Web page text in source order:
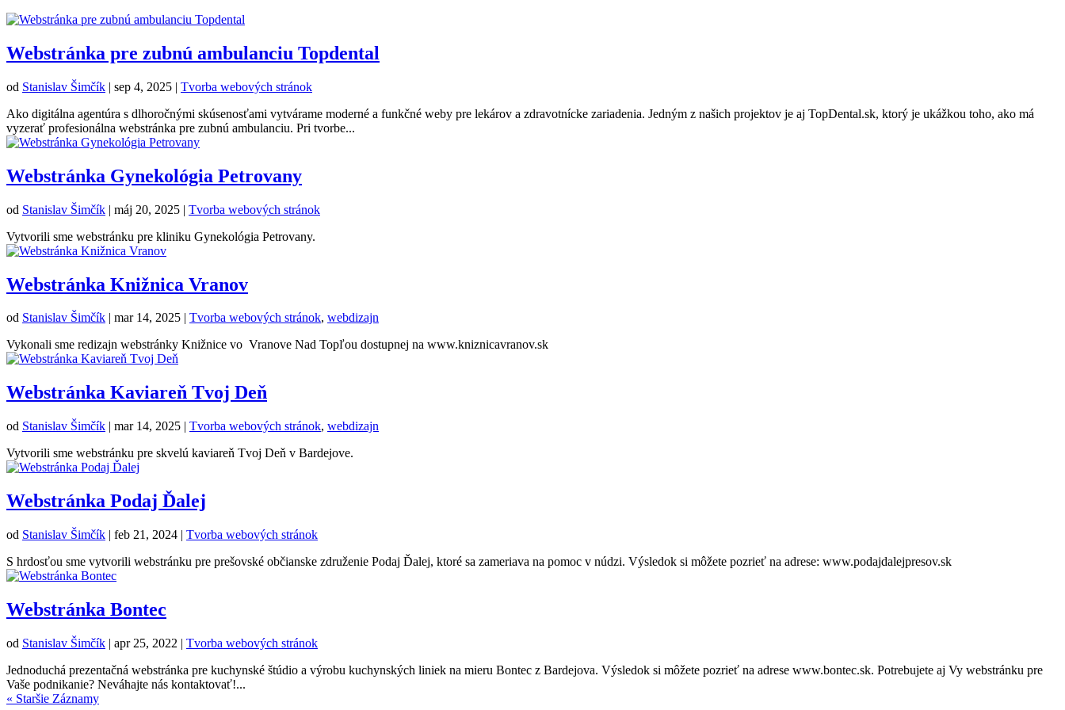
Webstránka pre zubnú ambulanciu Topdental
od Stanislav Šimčík | sep 4, 2025 | Tvorba webových stránok
Ako digitálna agentúra s dlhoročnými skúsenosťami vytvárame moderné a funkčné weby pre lekárov a zdravotnícke zariadenia. Jedným z našich projektov je aj TopDental.sk, ktorý je ukážkou toho, ako má
vyzerať profesionálna webstránka pre zubnú ambulanciu. Pri tvorbe...
Webstránka Gynekológia Petrovany
od Stanislav Šimčík | máj 20, 2025 | Tvorba webových stránok
Vytvorili sme webstránku pre kliniku Gynekológia Petrovany.
Webstránka Knižnica Vranov
od Stanislav Šimčík | mar 14, 2025 | Tvorba webových stránok, webdizajn
Vykonali sme redizajn webstránky Knižnice vo Vranove Nad Topľou dostupnej na www.kniznicavranov.sk
Webstránka Kaviareň Tvoj Deň
od Stanislav Šimčík | mar 14, 2025 | Tvorba webových stránok, webdizajn
Vytvorili sme webstránku pre skvelú kaviareň Tvoj Deň v Bardejove.
Webstránka Podaj Ďalej
od Stanislav Šimčík | feb 21, 2024 | Tvorba webových stránok
S hrdosťou sme vytvorili webstránku pre prešovské občianske združenie Podaj Ďalej, ktoré sa zameriava na pomoc v núdzi. Výsledok si môžete pozrieť na adrese: www.podajdalejpresov.sk
Webstránka Bontec
od Stanislav Šimčík | apr 25, 2022 | Tvorba webových stránok
Jednoduchá prezentačná webstránka pre kuchynské štúdio a výrobu kuchynských liniek na mieru Bontec z Bardejova. Výsledok si môžete pozrieť na adrese www.bontec.sk. Potrebujete aj Vy webstránku pre
Vaše podnikanie? Neváhajte nás kontaktovať!...
« Staršie Záznamy